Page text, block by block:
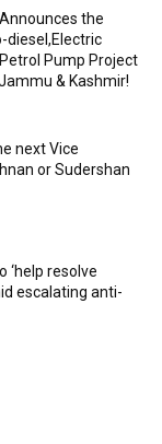
the
diesel,Electric
Pump Project
& Kashmir!
next Vice
or Sudershan
‘help resolve
escalating anti-